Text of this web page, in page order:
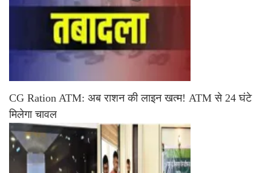
CG Ration ATM: अब राशन की लाइन खत्म! ATM से 24 घंटे
मिलेगा चावल